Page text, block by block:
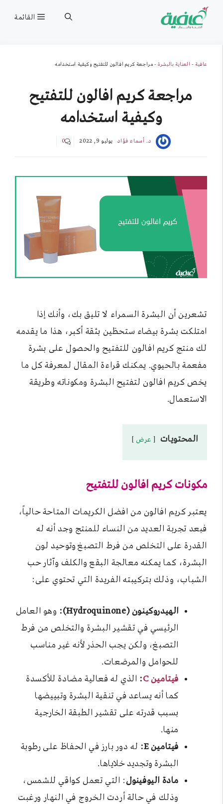
انتقل
القائمة
عافية - العناية بالبشرة- مراجعة كريم افالون للتفتيح وكيفية استخدامه
مراجعة كريم افالون للتفتيح
وكيفية استخدامه
د. أسماء فؤاد يوليو 9, 2022 0
تشعرين أن البشرة السمراء لا تليق بك، وأنك إذا
امتلكت بشرة بيضاء ستحظين بثقة أكبر، هذا ما يقدمه
لك منتج كريم افالون للتفتيح والحصول على بشرة
مفعمة بالحيوي. يمكنك قراءة المقال لمعرفة كل ما
يخص كريم افالون لتفتيح البشرة ومكوناته وطريقة
الاستعمال.
المحتويات عرض
مكونات كريم افالون للتفتيح
يعتبر كريم افالون من افضل الكريمات المتاحة حالياً،
فبعد تجربة العديد من النساء للمنتج وجد أنه له
القدرة على التخلص من فرط التصبغ وتوحيد لون
البشرة، كما يمكنه معالجة البقع والكلف وآثار حب
الشباب، وذلك بتركيبته الفريدة التي تحتوي على:
الهيدروكينون (Hydroquinone):
وهو العامل
الرئيسي في تقشير البشرة والتخلص من فرط
التصبغ، ولكن يجب الحذر لأنه غير مناسب
للحوامل والمرضعات.
فيتامين C : الذي له فعالية مضادة للأكسدة
كما أنه يساعد في تنقية البشرة وتبييضها
بسبب قدرته على تقشير الطبقة الخارجية
منها.
فيتامين E:
له دور بارز في الحفاظ على رطوبة
البشرة وتجديد خلاياها.
مادة اليوفينول: التي تعمل كواقي للشمس،
وذلك في حالة أردت الخروج في النهار ورغبت